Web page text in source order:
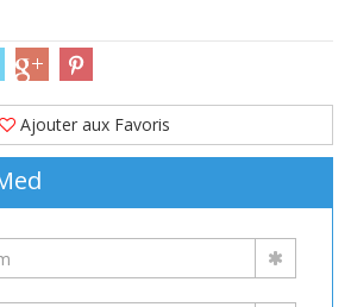
Ajouter aux Favoris